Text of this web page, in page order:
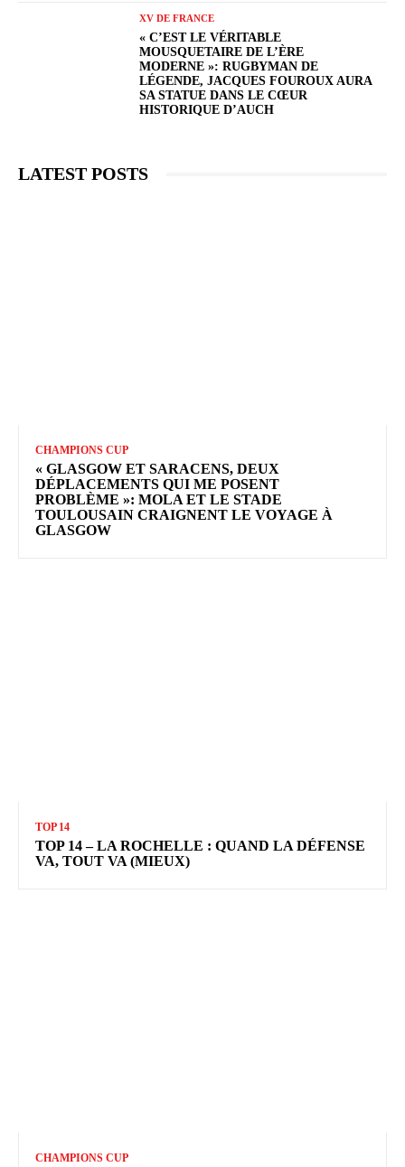
XV DE FRANCE
« C’EST LE VÉRITABLE
MOUSQUETAIRE DE L’ÈRE
MODERNE »: RUGBYMAN DE
LÉGENDE, JACQUES FOUROUX AURA
SA STATUE DANS LE CŒUR
HISTORIQUE D’AUCH
LATEST POSTS
CHAMPIONS CUP
« GLASGOW ET SARACENS, DEUX
DÉPLACEMENTS QUI ME POSENT
PROBLÈME »: MOLA ET LE STADE
TOULOUSAIN CRAIGNENT LE VOYAGE À
GLASGOW
TOP 14
TOP 14 – LA ROCHELLE : QUAND LA DÉFENSE
VA, TOUT VA (MIEUX)
CHAMPIONS CUP